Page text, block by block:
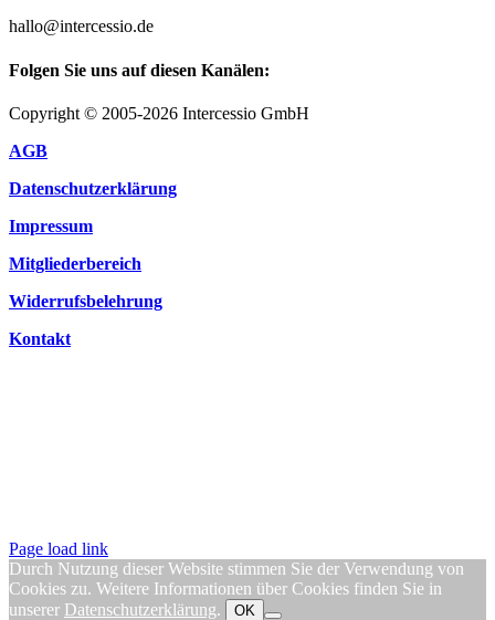
hallo@intercessio.de
Folgen Sie uns auf diesen Kanälen:
Copyright © 2005-2026 Intercessio GmbH
AGB
Datenschutzerklärung
Impressum
Mitgliederbereich
Widerrufsbelehrung
Kontakt
Page load link
Durch Nutzung dieser Website stimmen Sie der Verwendung von
Cookies zu. Weitere Informationen über Cookies finden Sie in
unserer Datenschutzerklärung. OK